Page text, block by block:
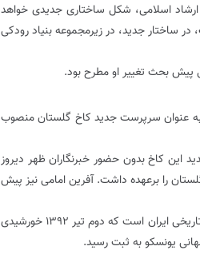
اسلامی، شکل ساختاری جدیدی خواهد
جدید، در زیرمجموعه بنیاد رودکی
عنوان سرپرست جدید کاخ گلستان منصوب
این کاخ بدون حضور خبرنگاران ظهر دیروز
را برعهده داشت. آفرین امامی نیز پیش
مجموعه کاخ گلستان با قدمتی بالغ بر ۴۴۰ سال یکی از منحصر به فردترین مجموعه‌های تاریخی ایران است که دوم تیر ۱۳۹۲ خورشیدی
یونسکو به ثبت رسید.